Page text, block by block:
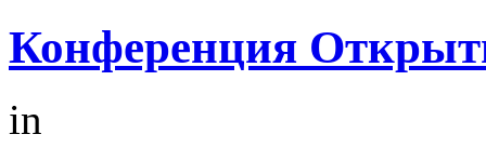
Конференция
in